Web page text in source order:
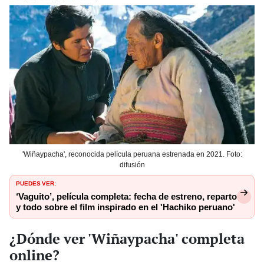
'Wiñaypacha', reconocida película peruana estrenada en 2021. Foto:
difusión
PUEDES VER:
‘Vaguito’, película completa: fecha de estreno, reparto
y todo sobre el film inspirado en el 'Hachiko peruano'
¿Dónde ver 'Wiñaypacha' completa
online?